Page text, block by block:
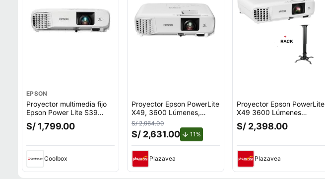
EPSON
Proyector multimedia fijo
Epson Power Lite S39
3300 lúmenes, 100""
S/ 1,799.00
Coolbox
Proyector Epson PowerLite
X49, 3600 Lúmenes,
1024x768, XGA
S/ 2,964.00
S/ 2,631.00 11%
Plazavea
Proyector Epson PowerLite
X49 3600 Lúmenes
1024x768 XGA
V11H982020
S/ 2,398.00
Plazavea